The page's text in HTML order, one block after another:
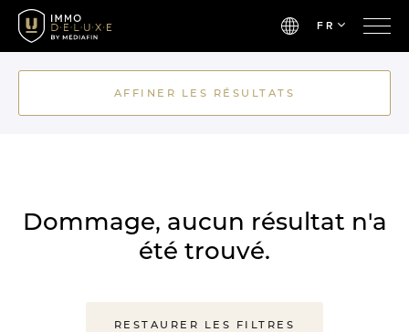
FR
AFFINER LES RÉSULTATS
Dommage, aucun résultat n'a
été trouvé.
RESTAURER LES FILTRES